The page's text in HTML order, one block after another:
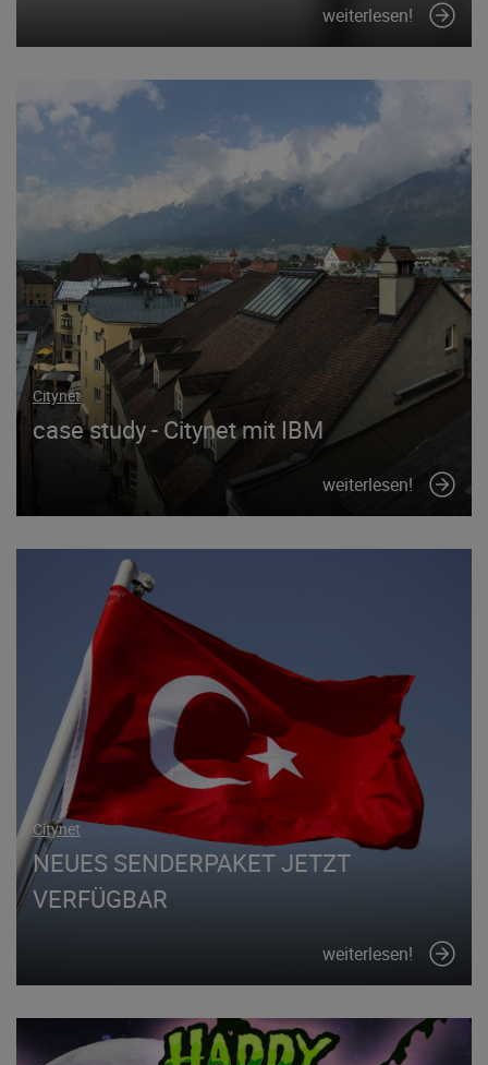
weiterlesen!
Citynet
case study - Citynet mit IBM
weiterlesen!
Citynet
NEUES SENDERPAKET JETZT
VERFÜGBAR
weiterlesen!